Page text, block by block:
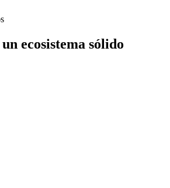
ecosistema sólido